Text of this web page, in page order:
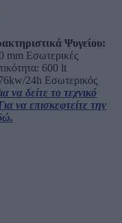
Ψυγείου:
mm Εσωτερικές
600 lt
24h Εσωτερικός
να δείτε το τεχνικό
να επισκεφτείτε την